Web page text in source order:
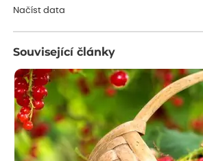
Načíst data
Související články